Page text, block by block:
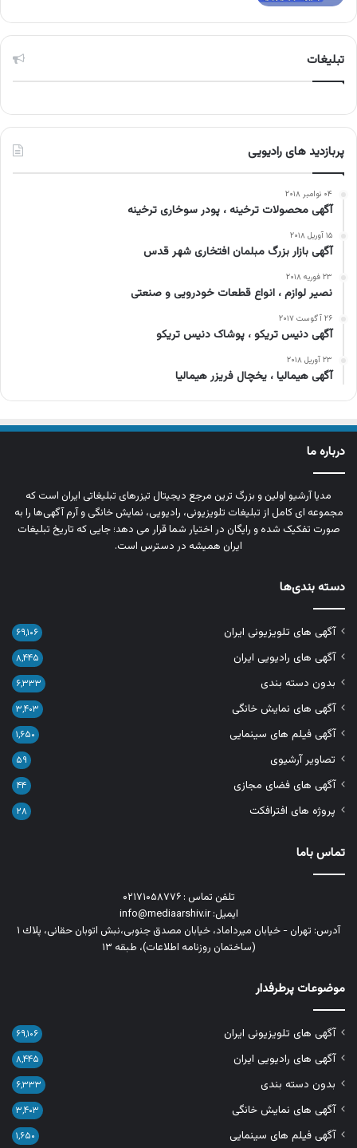
تبلیغات
پربازدید های رادیویی
۰۴ نوامبر ۲۰۱۸
آگهی محصولات ترخینه ، پودر سوخاری ترخینه
۱۵ آوریل ۲۰۱۸
آگهی بازار بزرگ مبلمان افتخاری شهر قدس
۲۳ فوریه ۲۰۱۸
نصیر لوازم ، انواع قطعات خودرویی و صنعتی
۲۶ آگوست ۲۰۱۷
آگهی دنیس تریکو ، پوشاک دنیس تریکو
۲۳ آوریل ۲۰۱۸
آگهی هیمالیا ، یخچال فریزر هیمالیا
درباره ما
مدیا آرشیو اولین و بزرگ‌ ترین مرجع دیجیتال تیزرهای تبلیغاتی ایران است که
مجموعه‌ ای کامل از تبلیغات تلویزیونی، رادیویی، نمایش خانگی و آرم‌ آگهی‌ها را به‌
صورت تفکیک‌ شده و رایگان در اختیار شما قرار می‌ دهد؛ جایی که تاریخ تبلیغات
ایران همیشه در دسترس است.
دسته بندی‌ها
آگهی های تلویزیونی ایران ۶۹,۱۰۶
آگهی های رادیویی ایران ۸,۴۴۵
بدون دسته بندی ۶,۳۳۳
آگهی های نمایش خانگی ۳,۴۰۳
آگهی فیلم های سینمایی ۱,۶۵۰
تصاویر آرشیوی ۵۹
آگهی های فضای مجازی ۴۴
پروژه های افترافکت ۲۸
تماس باما
تلفن تماس : ۰۲۱۷۱۰۵۸۷۷۶
ایمیل: info@mediaarshiv.ir
آدرس: تهران - خیابان میرداماد، خیابان مصدق جنوبی،نبش اتوبان حقانی، پلاك ١
(ساختمان روزنامه اطلاعات)، طبقه ۱۳
موضوعات پرطرفدار
آگهی های تلویزیونی ایران ۶۹,۱۰۶
آگهی های رادیویی ایران ۸,۴۴۵
بدون دسته بندی ۶,۳۳۳
آگهی های نمایش خانگی ۳,۴۰۳
آگهی فیلم های سینمایی ۱,۶۵۰